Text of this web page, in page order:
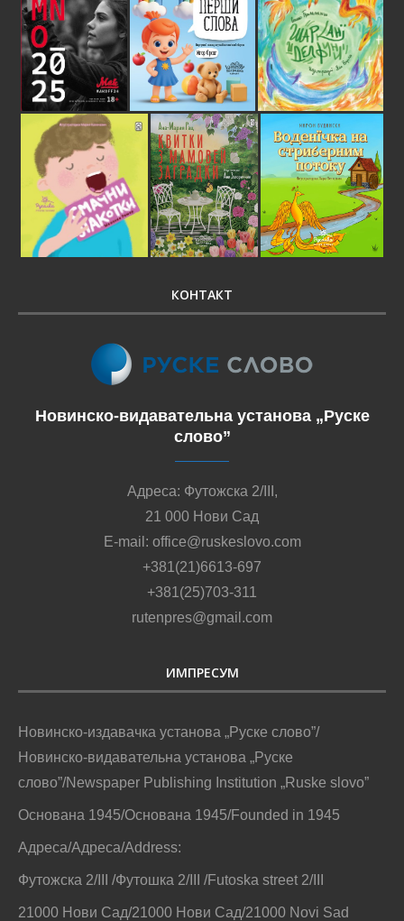
КОНТАКТ
Новинско-видавательна установа „Руске
слово”
Адреса: Футожска 2/III,
21 000 Нови Сад
E-mail: office@ruskeslovo.com
+381(21)6613-697
+381(25)703-311
rutenpres@gmail.com
ИМПРЕСУМ
Новинско-издавачка установа „Руске слово”/
Новинско-видавательна установа „Руске
слово”/Newspaper Publishing Institution „Ruske slovo”
Основана 1945/Основана 1945/Founded in 1945
Адреса/Адреса/Address:
Футожска 2/III /Футошка 2/III /Futoska street 2/III
21000 Нови Сад/21000 Нови Сад/21000 Novi Sad